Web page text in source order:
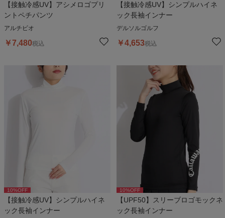
【接触冷感UV】アシメロゴプリ
ントペチパンツ
アルチビオ
￥7,480税込
【接触冷感UV】シンプルハイネ
ック長袖インナー
デルソルゴルフ
￥4,653税込
10%OFF
【接触冷感UV】シンプルハイネ
ック長袖インナー
10%OFF
【UPF50】スリーブロゴモックネ
ック長袖インナー